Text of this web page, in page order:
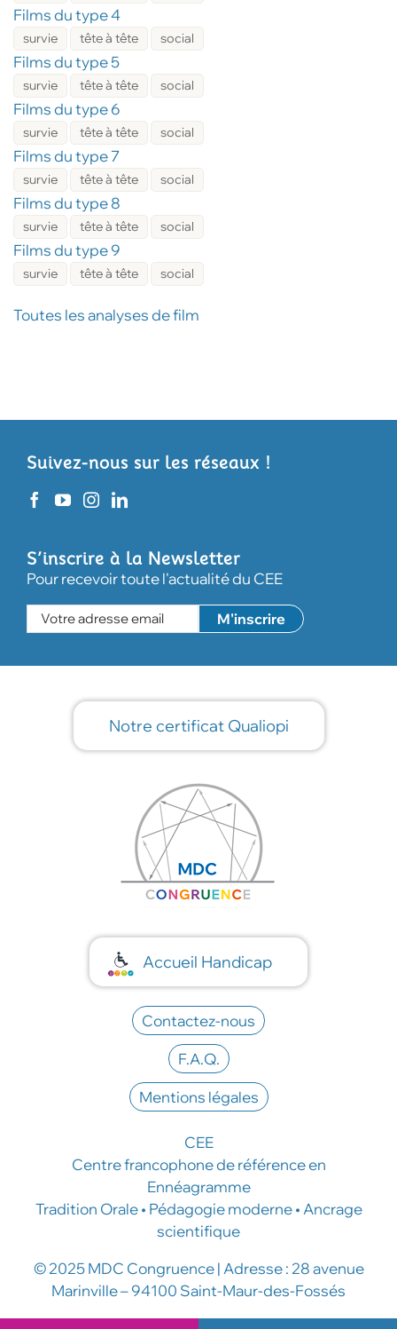
Films du type 4
survie tête à tête social
Films du type 5
survie tête à tête social
Films du type 6
survie tête à tête social
Films du type 7
survie tête à tête social
Films du type 8
survie tête à tête social
Films du type 9
survie tête à tête social
Toutes les analyses de film
Suivez-nous sur les réseaux !
S’inscrire à la Newsletter
Pour recevoir toute l'actualité du CEE
Notre certificat Qualiopi
Accueil Handicap
Contactez-nous
F.A.Q.
Mentions légales
CEE
Centre francophone de référence en
Ennéagramme
Tradition Orale • Pédagogie moderne • Ancrage
scientifique
© 2025 MDC Congruence | Adresse : 28 avenue
Marinville – 94100 Saint-Maur-des-Fossés